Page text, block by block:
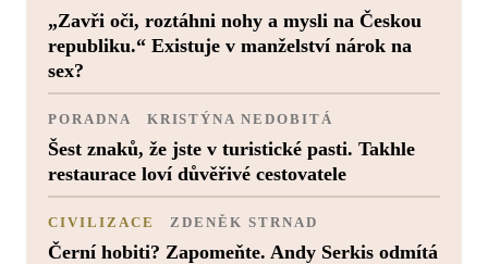
„Zavři oči, roztáhni nohy a mysli na Českou
republiku.“ Existuje v manželství nárok na
sex?
PORADNA KRISTÝNA NEDOBITÁ
Šest znaků, že jste v turistické pasti. Takhle
restaurace loví důvěřivé cestovatele
CIVILIZACE ZDENĚK STRNAD
Černí hobiti? Zapomeňte. Andy Serkis odmítá